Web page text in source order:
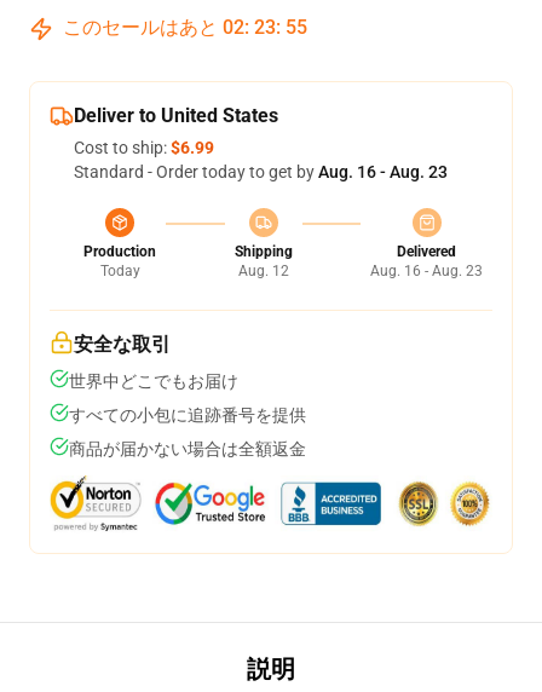
このセールはあと 02: 23: 55
Deliver to United States
Cost to ship:$6.99
Standard - Order today to get byAug. 16 - Aug. 23
Production
Today
Shipping
Aug. 12
Delivered
Aug. 16 - Aug. 23
安全な取引
世界中どこでもお届け
すべての小包に追跡番号を提供
商品が届かない場合は全額返金
説明